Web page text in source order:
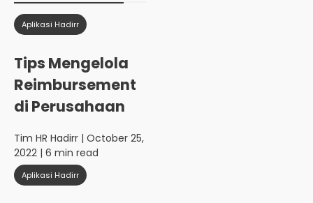
Aplikasi Hadirr
Tips Mengelola
Reimbursement
di Perusahaan
Tim HR Hadirr | October 25,
2022 | 6 min read
Aplikasi Hadirr